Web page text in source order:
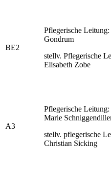
BE2
Pflegerische
Gondrum
stellv. Pflegerische
Elisabeth Zobe
A3
Pflegerische
Marie
stellv. pflegerische
Christian Sicking